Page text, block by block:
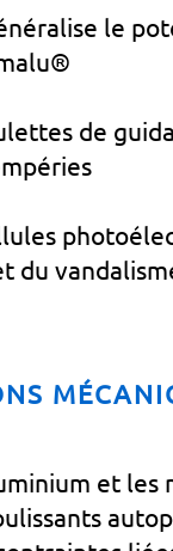
le
de
du
et les